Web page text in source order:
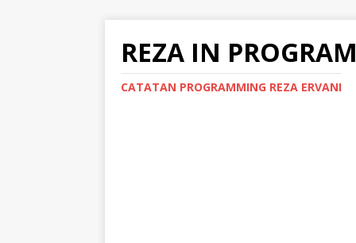
REZA IN
CATATAN PROGRAMMING REZA ERVANI